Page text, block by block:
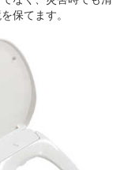
保てます。